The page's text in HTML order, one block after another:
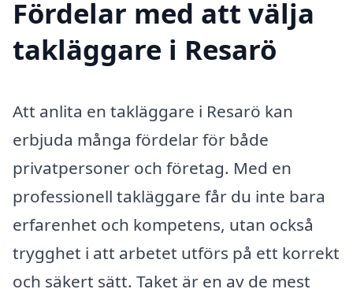
Fördelar med att välja
takläggare i Resarö
Att anlita en takläggare i Resarö kan
erbjuda många fördelar för både
privatpersoner och företag. Med en
professionell takläggare får du inte bara
erfarenhet och kompetens, utan också
trygghet i att arbetet utförs på ett korrekt
och säkert sätt. Taket är en av de mest